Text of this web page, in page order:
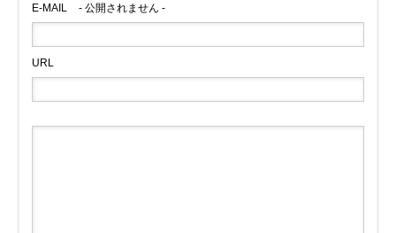
E-MAIL - 公開されません -
URL